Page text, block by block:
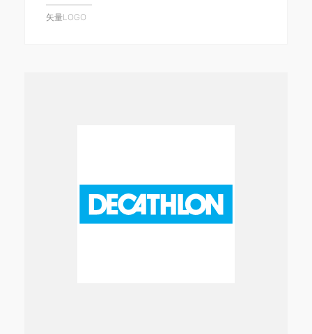
矢量LOGO